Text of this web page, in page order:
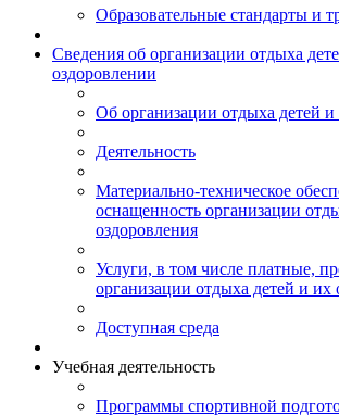
Образовательные стандарты и
Сведения об организации отдыха
оздоровлении
Об организации отдыха детей и
Деятельность
Материально-техническое
оснащенность организации
оздоровления
Услуги, в том числе платные,
организации отдыха детей и их
Доступная среда
Учебная деятельность
Программы спортивной